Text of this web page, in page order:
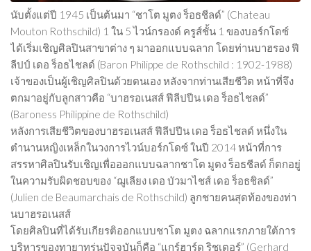
นับตั้งแต่ปี 1945 เป็นต้นมา “ชาโต มูตง ร็อธชีลด์” (Chateau
Mouton Rothschild) 1 ใน 5 ไวน์กรองด์ ครูส์ชั้น 1 ของบอร์กโดซ์
ได้เริ่มเชิญศิลปินสาขาต่าง ๆ มาออกแบบฉลาก โดยท่านบาฮรอง ฟี
ลีปป์ เดอ ร็อธไชลด์ (Baron Philippe de Rothschild : 1902-1988)
เจ้าของเป็นผู้เชิญศิลปินด้วยตนเอง หลังจากท่านเสียชีวิต หน้าที่จึง
ตกมาอยู่กับลูกสาวคือ “บาฮรอเนสส์ ฟีลีปปีน เดอ ร็อธไชลด์”
(Baroness Philippine de Rothschild)
หลังการเสียชีวิตของบาฮรอเนสส์ ฟีลีปปีน เดอ ร็อธไชลด์ หนึ่งใน
ตำนานหญิงเหล็กในวงการไวน์บอร์กโดซ์ ในปี 2014 หน้าที่การ
สรรหาศิลปินรับเชิญเพื่อออกแบบฉลากชาโต มูตง ร็อธชีลด์ ก็ตกอยู่
ในความรับผิดชอบของ “ฌูเลียง เดอ บัวมาไชส์ เดอ ร็อธชิลด์”
(Julien de Beaumarchais de Rothschild) ลูกชายคนสุดท้องของท่า
นบาฮรอเนสส์
โดยศิลปินที่ได้รับเกียรติออกแบบชาโต มูตง ฉลากแรกภายใต้การ
บริหารของทายาทรุ่นปัจจุบันก็คือ “แกร์ฮาร์ด ริชเตอร์” (Gerhard